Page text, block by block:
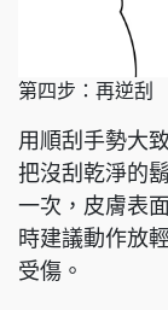
第四步：再逆刮
用順刮手勢大
把沒刮乾淨的
一次，皮膚表
時建議動作放
受傷。